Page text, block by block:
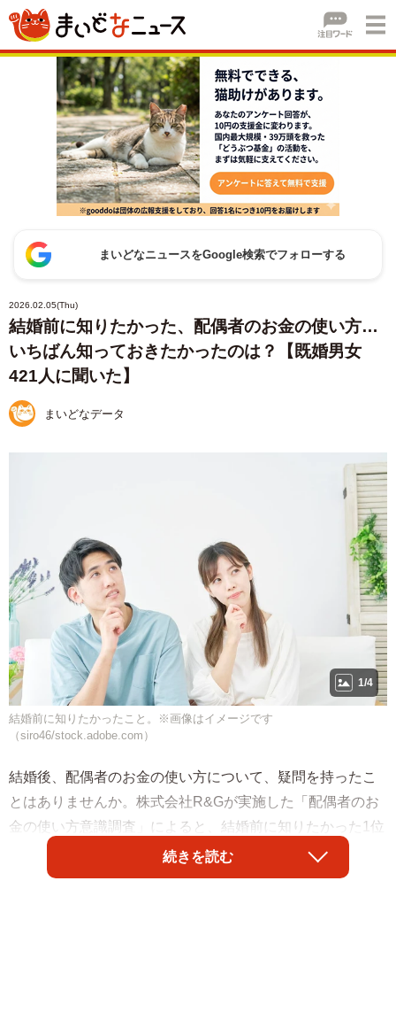
まいどなニュースをGoogle検索でフォローする
2026.02.05(Thu)
結婚前に知りたかった、配偶者のお金の使い方…
いちばん知っておきたかったのは？【既婚男女
421人に聞いた】
まいどなデータ
1/4
結婚前に知りたかったこと。※画像はイメージです
（siro46/stock.adobe.com）
結婚後、配偶者のお金の使い方について、疑問を持ったこ
とはありませんか。株式会社R&Gが実施した「配偶者のお
金の使い方意識調査」によると、結婚前に知りたかった1位
は「貯蓄していない」でした。
続きを読む